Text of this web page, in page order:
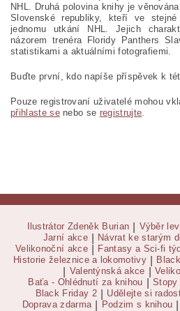
NHL. Druhá polovina knihy je
Slovenské republiky, kteří ve
jednomu utkání NHL. Jejich
názorem trenéra Floridy Panthers
statistikami a aktuálními fotografiemi.
Buďte první, kdo napíše příspěvek k
Pouze registrovaní uživatelé mohou
přihlaste senebo se registrujte.
Ilustrátor Zdeněk Burian Výběr
Jarní akce Návrat ke starým
Velikonoční akce Fantasy a Sci-fi
Historie železnice a lokomotivy
Valentýnská akce
Baťa - Ohlédnutí za knihou Stopy
Black Friday 2 Udělejte si
Doprava zdarma Podzim s knihou